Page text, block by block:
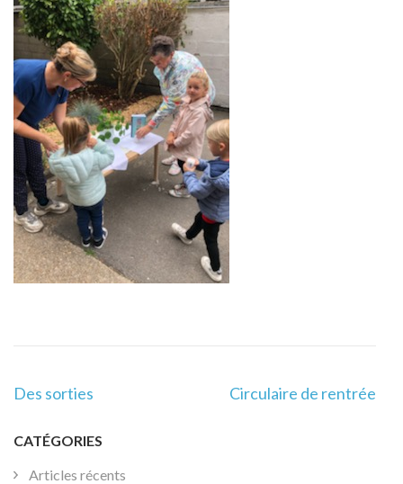
Navigation
l’article
Des sorties Circulaire de rentrée
CATÉGORIES
Articles récents